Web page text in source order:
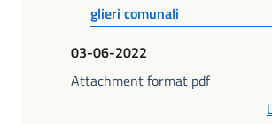
glieri comunali
03-06-2022
Attachment format pdf